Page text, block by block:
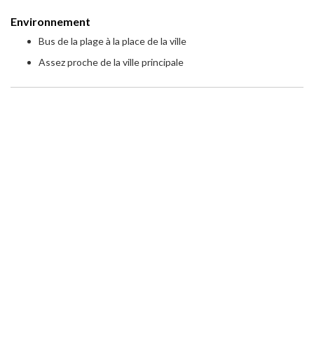
Environnement
Bus de la plage à la place de la ville
Assez proche de la ville principale